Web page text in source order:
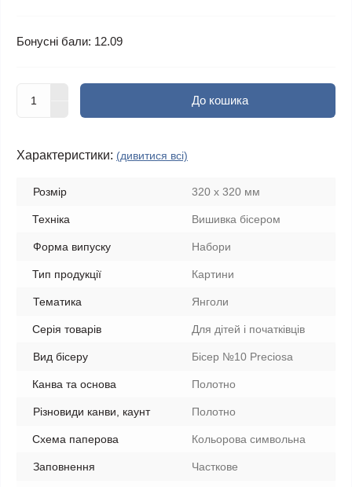
Бонусні бали: 12.09
До кошика
Характеристики: (дивитися всі)
Розмір 320 х 320 мм
Техніка Вишивка бісером
Форма випуску Набори
Тип продукції Картини
Тематика Янголи
Серія товарів Для дітей і початківців
Вид бісеру Бісер №10 Preciosa
Канва та основа Полотно
Різновиди канви, каунт Полотно
Схема паперова Кольорова символьна
Заповнення Часткове